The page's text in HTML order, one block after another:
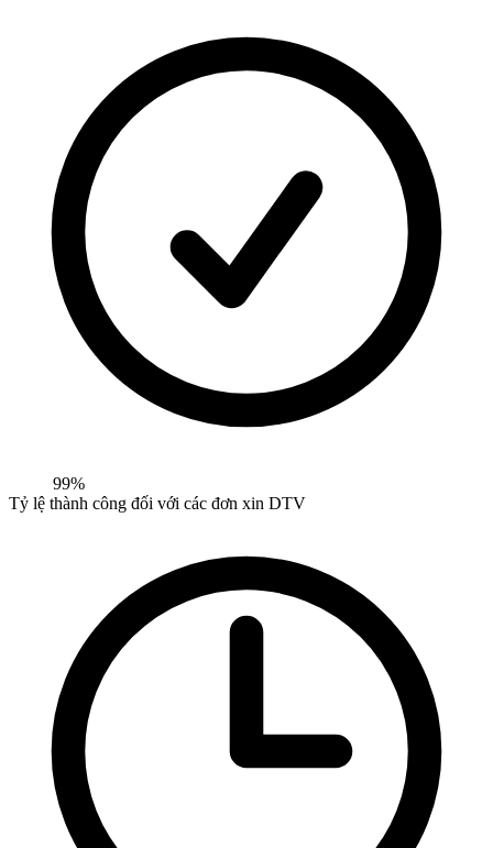
99%
Tỷ lệ thành công đối với các đơn xin DTV